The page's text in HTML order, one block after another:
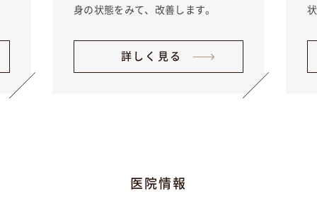
身の状態をみて、改善します。
詳しく見る
医 院情報